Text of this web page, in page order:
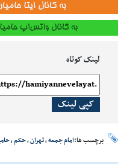
لینک کوتاه
کپی لینک
برچسب ها:امام جمعه،تهران،حکم،